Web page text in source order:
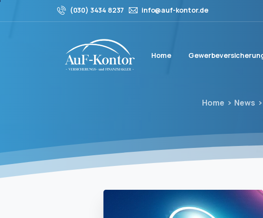
(030) 3434 8237 info@auf-kontor.de
Home
Home News